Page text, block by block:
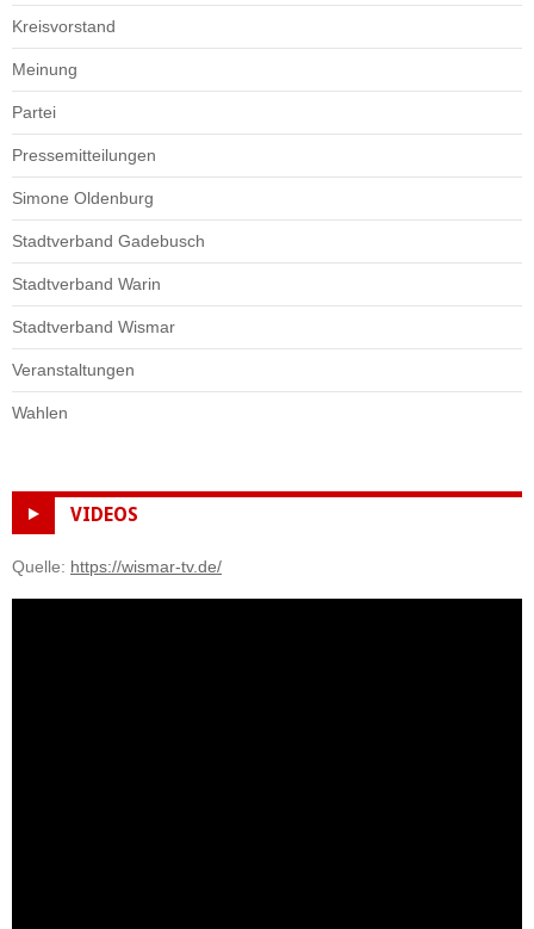
Kreisvorstand
Meinung
Partei
Pressemitteilungen
Simone Oldenburg
Stadtverband Gadebusch
Stadtverband Warin
Stadtverband Wismar
Veranstaltungen
Wahlen
VIDEOS
Quelle: https://wismar-tv.de/